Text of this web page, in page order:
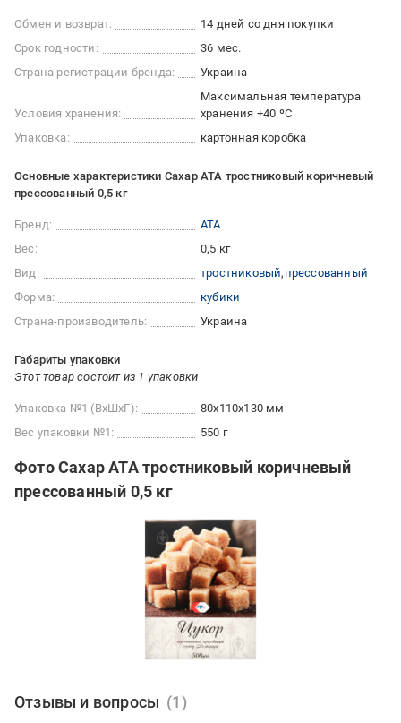
Обмен и возврат:
14 дней со дня покупки
Срок годности:
36 мес.
Страна регистрации бренда:
Украина
Условия хранения:
Максимальная температура
хранения +40 ºC
Упаковка:
картонная коробка
Основные характеристики Сахар АТА тростниковый коричневый
прессованный 0,5 кг
Бренд:
АТА
Вес:
0,5 кг
Вид:
тростниковый прессованный
Форма:
кубики
Страна-производитель:
Украина
Габариты упаковки
Этот товар состоит из 1 упаковки
Упаковка №1 (ВхШхГ):
80x110x130 мм
Вес упаковки №1:
550 г
Фото Сахар АТА тростниковый коричневый
прессованный 0,5 кг
Отзывы и вопросы